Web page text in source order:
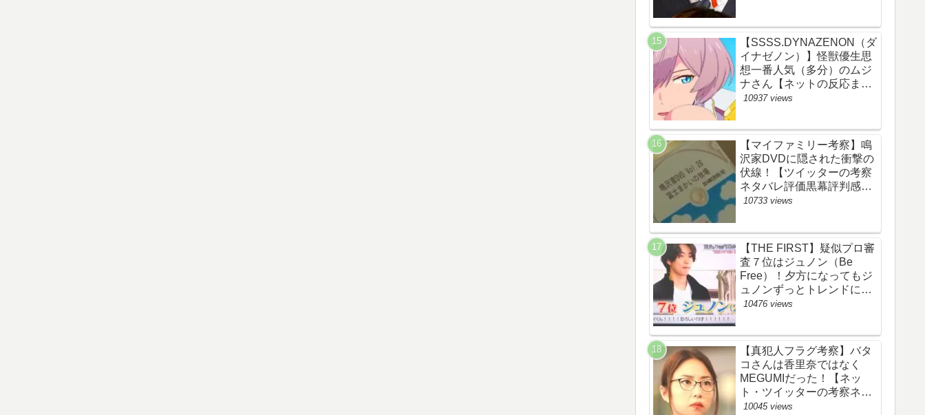
じ伏線まとめ】
【SSSS.DYNAZENON（ダ
イナゼノン）】怪獣優生思
想一番人気（多分）のムジ
ナさん【ネットの反応まと
め】
10937 views
【マイファミリー考察】鳴
沢家DVDに隠された衝撃の
伏線！【ツイッターの考察
ネタバレ評価黒幕評判感想
批判原作犯人キャスト脚本
10733 views
【THE FIRST】疑似プロ審
査７位はジュノン（Be
Free）！夕方になってもジ
ュノンずっとトレンドにい
るww【ザファースト・ネッ
BE:FIRST・ビーファース
ト】
10476 views
【真犯人フラグ考察】バタ
コさんは香里奈ではなく
MEGUMIだった！【ネッ
ト・ツイッターの考察ネタ
バレ感想評価評判あらすじ
10045 views